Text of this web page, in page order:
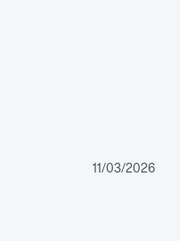
11/03/2026